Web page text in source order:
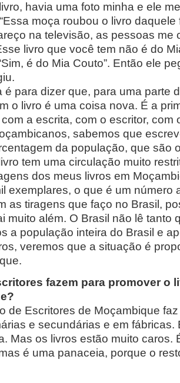
havia uma foto minha e ele
moça roubou o livro daquele
na televisão, as pessoas me
livro que você tem não é do
é do Mia Couto”. Então ele
é para dizer que, para uma parte
o livro é uma coisa nova. É a
a escrita, com o escritor, com
sabemos que
da população, que são
tem uma circulação muito
dos meus livros em
exemplares, o que é um número
as tiragens que faço no Brasil,
muito além. O Brasil não lê tanto
a população inteira do Brasil e
veremos que a situação é
fazem para promover o
de Escritores de Moçambique
e secundárias e em fábricas.
Mas os livros estão muito caros.
é uma panaceia, porque o